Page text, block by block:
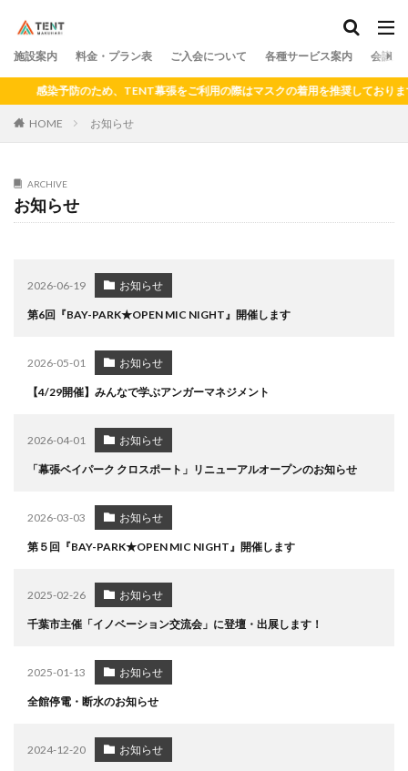
施設案内 料金・プラン表 ご入会について 各種サービス案内 会議室
感染予防のため、TENT幕張をご利用の際はマスクの着用を推奨しております
HOME お知らせ
ARCHIVE
お知らせ
2026-06-19 お知らせ
第6回『BAY-PARK★OPEN MIC NIGHT』開催します
2026-05-01 お知らせ
【4/29開催】みんなで学ぶアンガーマネジメント
2026-04-01 お知らせ
「幕張ベイパーク クロスポート」リニューアルオープンのお知らせ
2026-03-03 お知らせ
第５回『BAY-PARK★OPEN MIC NIGHT』開催します
2025-02-26 お知らせ
千葉市主催「イノベーション交流会」に登壇・出展します！
2025-01-13 お知らせ
全館停電・断水のお知らせ
2024-12-20 お知らせ
カテゴリー